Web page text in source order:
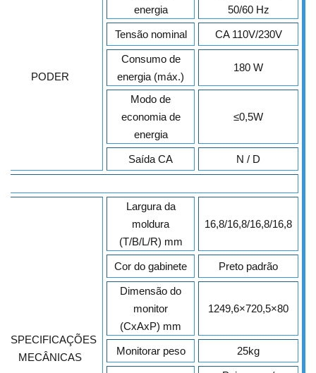
PODER
energia
50/60 Hz
Tensão nominal CA 110V/230V
Consumo de
energia (máx.)
180 W
Modo de
economia de
energia
≤0,5W
Saída CA N / D
ESPECIFICAÇÕES
MECÂNICAS
Largura da
moldura
(T/B/L/R) mm
16,8/16,8/16,8/16,8
Cor do gabinete Preto padrão
Dimensão do
monitor
(CxAxP) mm
1249,6×720,5×80
Monitorar peso 25kg